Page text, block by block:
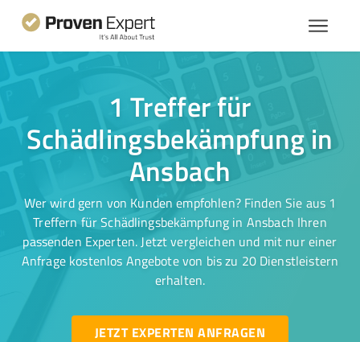
1 Treffer für
Schädlingsbekämpfung in
Ansbach
Wer wird gern von Kunden empfohlen? Finden Sie aus 1
Treffern für Schädlingsbekämpfung in Ansbach Ihren
passenden Experten. Jetzt vergleichen und mit nur einer
Anfrage kostenlos Angebote von bis zu 20 Dienstleistern
erhalten.
JETZT EXPERTEN ANFRAGEN